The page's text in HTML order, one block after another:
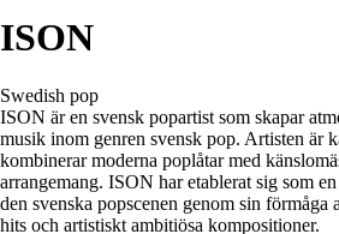
ISON
Swedish pop
ISON är en svensk popartist som skapar
musik inom genren svensk pop. Artisten är
kombinerar moderna poplåtar med
arrangemang. ISON har etablerat sig som
den svenska popscenen genom sin förmåga
hits och artistiskt ambitiösa kompositioner.